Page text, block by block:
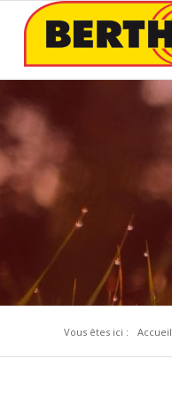
Vous êtes ici : Accueil